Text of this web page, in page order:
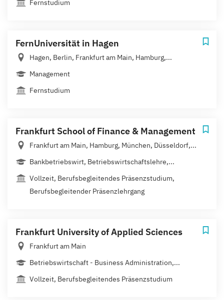
Fernstudium
FernUniversität in Hagen
Hagen, Berlin, Frankfurt am Main, Hamburg,...
Management
Fernstudium
Frankfurt School of Finance & Management
Frankfurt am Main, Hamburg, München, Düsseldorf,...
Bankbetriebswirt, Betriebswirtschaftslehre,...
Vollzeit, Berufsbegleitendes Präsenzstudium,
Berufsbegleitender Präsenzlehrgang
Frankfurt University of Applied Sciences
Frankfurt am Main
Betriebswirtschaft - Business Administration,...
Vollzeit, Berufsbegleitendes Präsenzstudium